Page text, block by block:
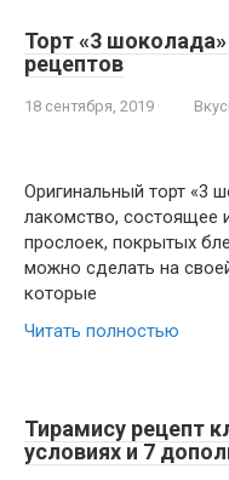
Торт «3
рецептов
18 сентября, 2019
Оригинальный торт «3
лакомство, состоящее
прослоек, покрытых
можно сделать на
которые
Читать полностью
Тирамису рецепт
условиях и 7